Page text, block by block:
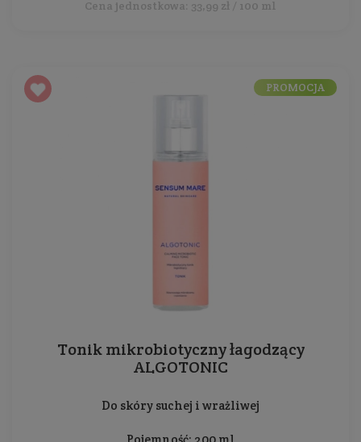
Cena jednostkowa: 33,99 zł / 100 ml
Tonik mikrobiotyczny łagodzący
ALGOTONIC
Do skóry suchej i wrażliwej
Pojemność: 200 ml
PROMOCJA